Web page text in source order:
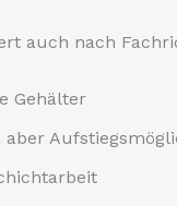
auch nach
Gehälter